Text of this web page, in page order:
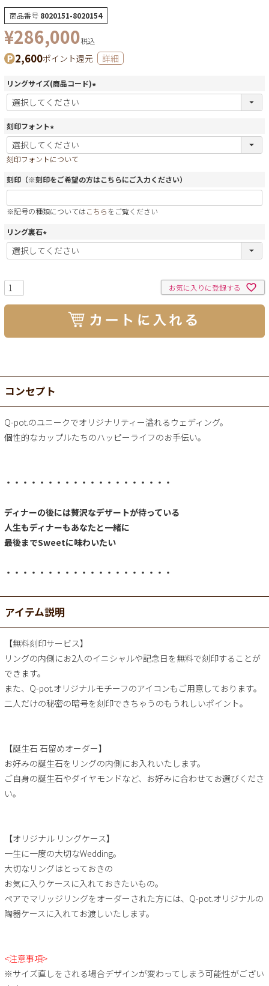
商品番号 8020151-8020154
¥286,000税込
2,600ポイント還元 詳細
リングサイズ(商品コード)
(
刻印フォント
(
必
須
刻印フォントについて
刻印（※刻印をご希望の方はこちらにご入力ください）
※記号の種類についてはこちらをご覧ください
リング裏石
(
必
お気に入りに登録する
コンセプト
Q-pot.のユニークでオリジナリティー溢れるウェディング。
個性的なカップルたちのハッピーライフのお手伝い。
・・・・・・・・・・・・・・・・・・・・
ディナーの後には贅沢なデザートが待っている
人生もディナーもあなたと一緒に
最後までSweetに味わいたい
・・・・・・・・・・・・・・・・・・・・
アイテム説明
【無料刻印サービス】
リングの内側にお2人のイニシャルや記念日を無料で刻印することが
できます。
また、Q-pot.オリジナルモチーフのアイコンもご用意しております。
二人だけの秘密の暗号を刻印できちゃうのもうれしいポイント。
【誕生石 石留めオーダー】
お好みの誕生石をリングの内側にお入れいたします。
ご自身の誕生石やダイヤモンドなど、お好みに合わせてお選びくださ
い。
【オリジナル リングケース】
一生に一度の大切なWedding。
大切なリングはとっておきの
お気に入りケースに入れておきたいもの。
ペアでマリッジリングをオーダーされた方には、Q-pot.オリジナルの
陶器ケースに入れてお渡しいたします。
<注意事項>
※サイズ直しをされる場合デザインが変わってしまう可能性がござい